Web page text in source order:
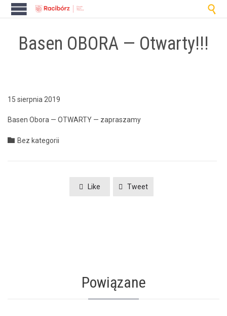

Basen OBORA — Otwarty!!!
15 sierpnia 2019
Basen Obo­ra — OTWARTY — zapraszamy
 Category
Bez kategorii
Like Tweet
Powiązane